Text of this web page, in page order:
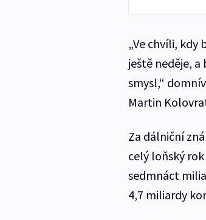
„Ve chvíli, kdy
ještě neděje,
smysl,“
Martin
Za dálniční
celý loňský
sedmnáct
4,7 miliardy